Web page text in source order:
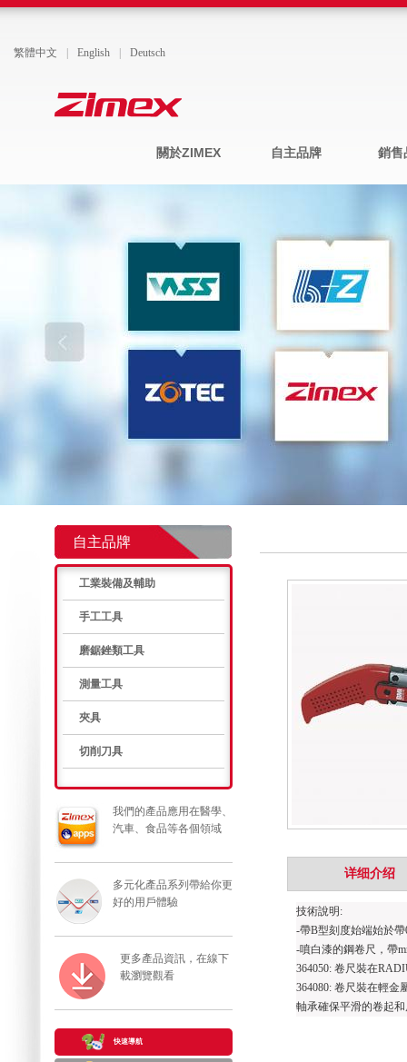
繁體中文 English Deutsch
關於ZIMEX 自主品牌 銷售
自主品牌
工業裝備及輔助
手工工具
磨鋸銼類工具
測量工具
夾具
切削刀具
我們的產品應用在醫學、
汽車、食品等各個領域
多元化產品系列帶給你更
好的用戶體驗
更多產品資訊，在線下
載瀏覽觀看
快速導航
详细介绍
技術說明 :
-帶B型刻度始端始於帶
-噴白漆的鋼卷尺，帶
364050: 卷尺裝在
364080: 卷尺裝在輕金
軸承確保平滑的卷起